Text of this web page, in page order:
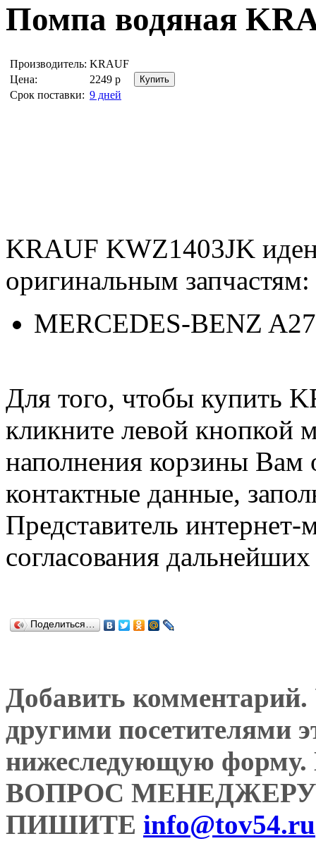
Помпа водяная
Производитель: KRAUF
Цена:
2249 р
Срок поставки: 9 дней
KRAUF KWZ1403JK
оригинальным запчастям:
MERCEDES-BENZ
Для того, чтобы купить
кликните левой
наполнения корзины Вам
контактные данные,
Представитель
согласования
Поделиться…
Добавить комментарий.
другими посетителями
нижеследующую
ВОПРОС
ПИШИТЕ info@tov54.ru